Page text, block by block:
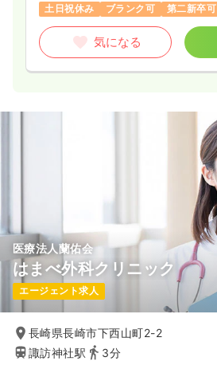
土日祝休み
ブランク可 第二新卒可
気になる
医療法人蘭佑会
はまべ外科クリニック
エージェント求人
長崎県長崎市下西山町2-2
諏訪神社駅
3分